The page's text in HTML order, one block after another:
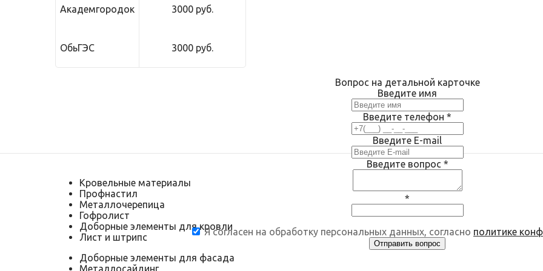
Академгородок 3000 руб.
ОбьГЭС 3000 руб.
Вопрос на детальной карточке
Введите имя
Введите телефон *
Введите E-mail
Введите вопрос *
*
Я согласен на обработку персональных данных, согласно политике
Кровельные материалы
Профнастил
Металлочерепица
Гофролист
Доборные элементы для кровли
Лист и штрипс
Доборные элементы для фасада
Металлосайдинг